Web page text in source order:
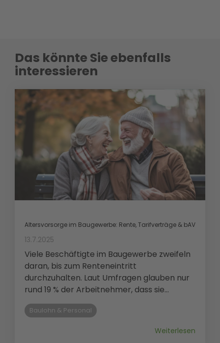
Das könnte Sie ebenfalls
interessieren
Altersvorsorge im Baugewerbe: Rente, Tarifverträge & bAV
13.7.2025
Viele Beschäftigte im Baugewerbe zweifeln
daran, bis zum Renteneintritt
durchzuhalten. Laut Umfragen glauben nur
rund 19 % der Arbeitnehmer, dass sie...
Baulohn & Personal
Weiterlesen